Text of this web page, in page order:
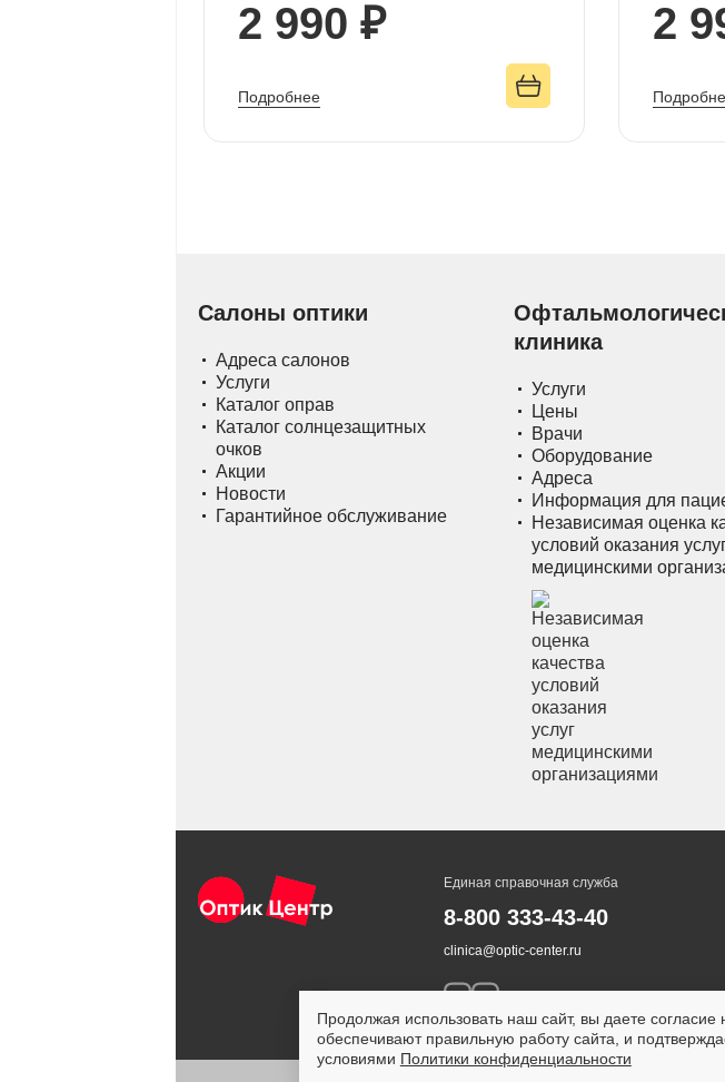
2 990 ₽
Подробнее
2
Салоны оптики
Адреса салонов
Услуги
Каталог оправ
Каталог солнцезащитных
очков
Акции
Новости
Гарантийное обслуживание
клиника
Услуги
Цены
Врачи
Оборудование
Адреса
Информация для
Независимая оценка
условий оказания
медицинскими
Единая справочная служба
8-800 333-43-40
clinica@optic-center.ru
Продолжая использовать наш сайт, вы даете
обеспечивают правильную работу сайта, и
условиями Политики конфиденциальности